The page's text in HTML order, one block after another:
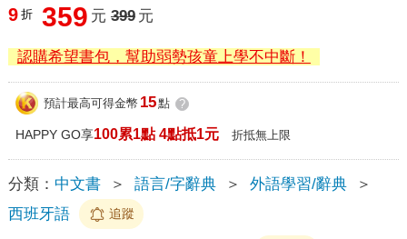
9 折 359 元 399 元
認購希望書包，幫助弱勢孩童上學不中斷！
預計最高可得金幣 15點 ?
HAPPY GO享100累1點 4點抵1元 折抵無上限
分類： 中文書 ＞ 語言/字辭典 ＞ 外語學習/辭典
＞
西班牙語
追蹤